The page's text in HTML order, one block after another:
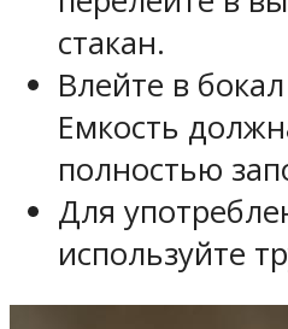
стакан.
Влейте в
Емкость
полностью
Для
используйте